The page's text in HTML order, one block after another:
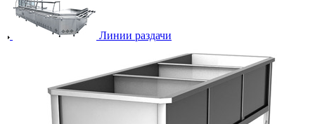
Линии раздачи